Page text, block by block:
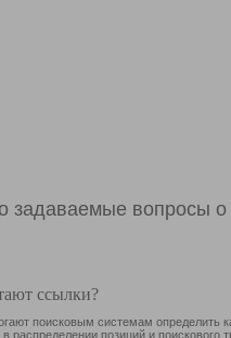
задаваемые вопросы о
ссылки?
поисковым системам определить
в раcпределении позиций и поискового